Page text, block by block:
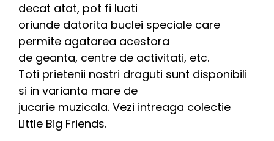
decat atat, pot fi luati
oriunde datorita buclei speciale care
permite agatarea acestora
de geanta, centre de activitati, etc.
Toti prietenii nostri draguti sunt disponibili
si in varianta mare de
jucarie muzicala. Vezi intreaga colectie
Little Big Friends.